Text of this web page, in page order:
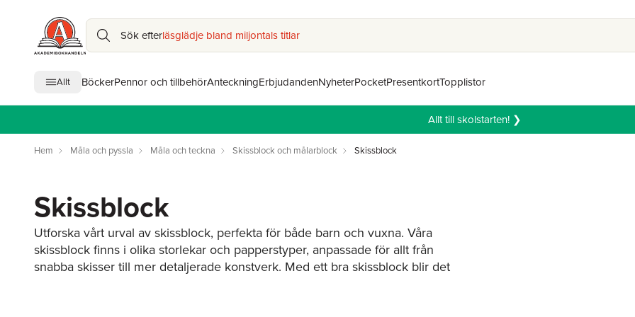
Sök efterläsglädje bland miljontals titlar
Allt BöckerPennor och tillbehörAnteckningErbjudandenNyheterPocketPresentkortTopplistor
Allt till skolstarten! ❯
Hem Måla och pyssla Måla och teckna Skissblock och målarblock Skissblock
Skissblock
Utforska vårt urval av skissblock, perfekta för både barn och vuxna. Våra
skissblock finns i olika storlekar och papperstyper, anpassade för allt från
snabba skisser till mer detaljerade konstverk. Med ett bra skissblock blir det